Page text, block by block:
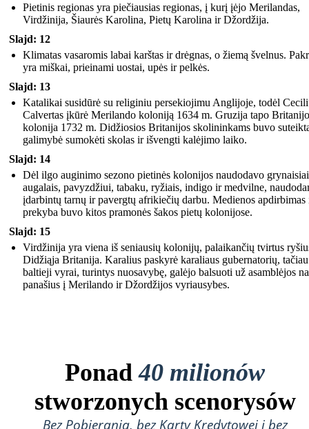
Pietinis regionas yra piečiausias regionas, į kurį įėjo Merilandas,
Virdžinija, Šiaurės Karolina, Pietų Karolina ir Džordžija.
Slajd: 12
Klimatas vasaromis labai karštas ir drėgnas, o žiemą švelnus.
yra miškai, prieinami uostai, upės ir pelkės.
Slajd: 13
Katalikai susidūrė su religiniu persekiojimu Anglijoje, todėl
Calvertas įkūrė Merilando koloniją 1634 m. Gruzija tapo
kolonija 1732 m. Didžiosios Britanijos skolininkams buvo
galimybė sumokėti skolas ir išvengti kalėjimo laiko.
Slajd: 14
Dėl ilgo auginimo sezono pietinės kolonijos naudodavo
augalais, pavyzdžiui, tabaku, ryžiais, indigo ir medvilne,
įdarbintų tarnų ir pavergtų afrikiečių darbu. Medienos apdirbimas
prekyba buvo kitos pramonės šakos pietų kolonijose.
Slajd: 15
Virdžinija yra viena iš seniausių kolonijų, palaikančių tvirtus
Didžiąja Britanija. Karalius paskyrė karaliaus gubernatorių, tačiau
baltieji vyrai, turintys nuosavybę, galėjo balsuoti už asamblėjos
panašius į Merilando ir Džordžijos vyriausybes.
Ponad40 milionów
stworzonych scenorysów
Bez Pobierania, bez Karty Kredytowej i bez